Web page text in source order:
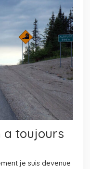
a toujours
je suis devenue